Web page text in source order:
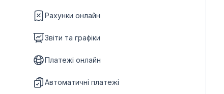
Рахунки онлайн
Звіти та графіки
Платежі онлайн
Автоматичні платежі